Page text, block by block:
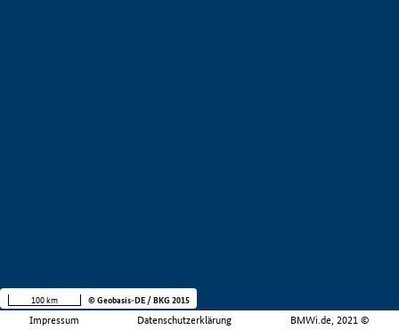
Impressum Datenschutzerklärung BMWi.de, 2021 ©
100 km © Geobasis-DE / BKG 2015